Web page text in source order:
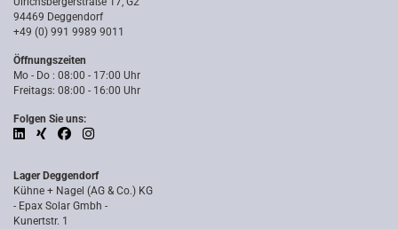
94469 Deggendorf
+49 (0) 991 9989 9011
Öffnungszeiten
Mo - Do : 08:00 - 17:00 Uhr
Freitags: 08:00 - 16:00 Uhr
Folgen Sie uns:
Lager Deggendorf
Kühne + Nagel (AG & Co.) KG
- Epax Solar Gmbh -
Kunertstr. 1